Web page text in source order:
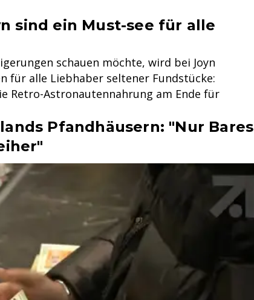
sind ein Must-see für alle
schauen möchte, wird bei Joyn
für alle Liebhaber seltener Fundstücke:
Retro-Astronautennahrung am Ende für
Pfandhäusern: "Nur Bares